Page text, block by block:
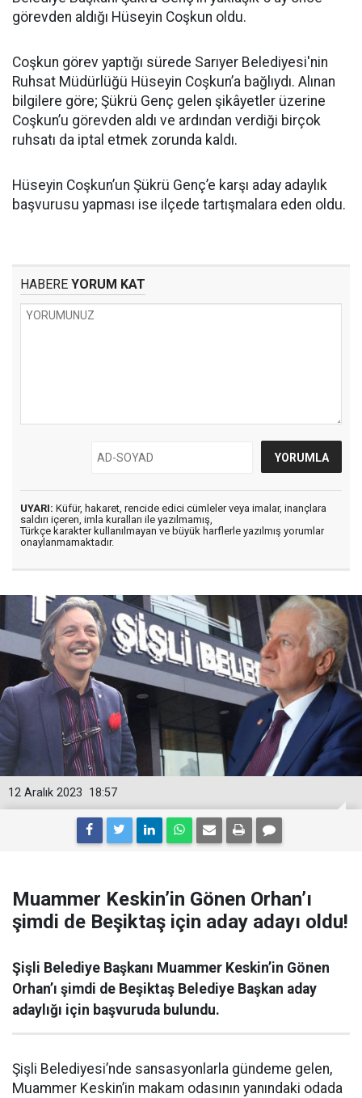
görevden aldığı Hüseyin Coşkun oldu.
Coşkun görev yaptığı sürede Sarıyer Belediyesi'nin
Ruhsat Müdürlüğü Hüseyin Coşkun’a bağlıydı. Alınan
bilgilere göre; Şükrü Genç gelen şikâyetler üzerine
Coşkun’u görevden aldı ve ardından verdiği birçok
ruhsatı da iptal etmek zorunda kaldı.
Hüseyin Coşkun’un Şükrü Genç’e karşı aday adaylık
başvurusu yapması ise ilçede tartışmalara eden oldu.
HABERE YORUM KAT
UYARI: Küfür, hakaret, rencide edici cümleler veya imalar, inançlara
saldırı içeren, imla kuralları ile yazılmamış,
Türkçe karakter kullanılmayan ve büyük harflerle yazılmış yorumlar
onaylanmamaktadır.
18:57
12 Aralık 2023
Muammer Keskin’in Gönen Orhan’ı
şimdi de Beşiktaş için aday adayı oldu!
Şişli Belediye Başkanı Muammer Keskin’in Gönen
Orhan’ı şimdi de Beşiktaş Belediye Başkan aday
adaylığı için başvuruda bulundu.
Şişli Belediyesi’nde sansasyonlarla gündeme gelen,
Muammer Keskin’in makam odasının yanındaki odada